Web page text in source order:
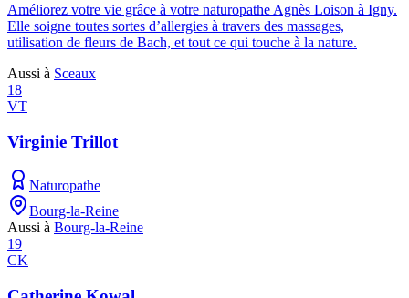
Améliorez votre vie grâce à votre naturopathe Agnès Loison à Igny.
Elle soigne toutes sortes d’allergies à travers des massages,
utilisation de fleurs de Bach, et tout ce qui touche à la nature.
Aussi à Sceaux
18
VT
Virginie Trillot
Naturopathe
Bourg-la-Reine
Aussi à Bourg-la-Reine
19
CK